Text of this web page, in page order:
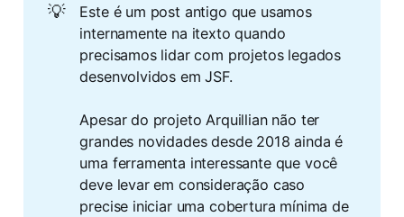
💡
Este é um post antigo que usamos
internamente na itexto quando
precisamos lidar com projetos legados
desenvolvidos em JSF.
Apesar do projeto Arquillian não ter
grandes novidades desde 2018 ainda é
uma ferramenta interessante que você
deve levar em consideração caso
precise iniciar uma cobertura mínima de